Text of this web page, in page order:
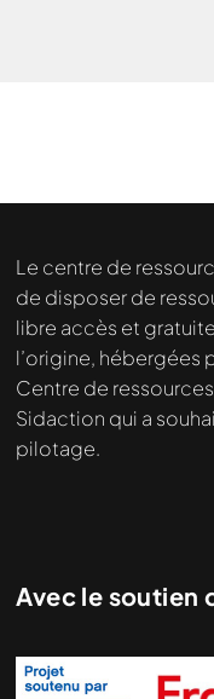
Nous
Le centre de
de disposer de
libre accès et
l’origine, hébergées
Centre de
Sidaction qui a
pilotage.
Avec le soutien